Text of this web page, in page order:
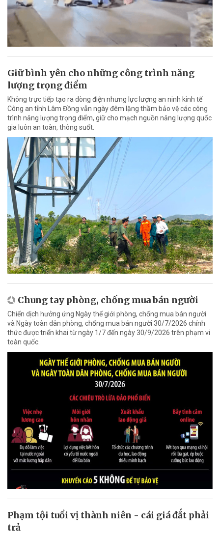
Giữ bình yên cho những công trình năng
lượng trọng điểm
Không trực tiếp tạo ra dòng điện nhưng lực lượng an ninh kinh tế
Công an tỉnh Lâm Đồng vẫn ngày đêm lặng thầm bảo vệ các công
trình năng lượng trọng điểm, giữ cho mạch nguồn năng lượng quốc
gia luôn an toàn, thông suốt.
Chung tay phòng, chống mua bán người
Chiến dịch hưởng ứng Ngày thế giới phòng, chống mua bán người
và Ngày toàn dân phòng, chống mua bán người 30/7/2026 chính
thức được triển khai từ ngày 1/7 đến ngày 30/9/2026 trên phạm vi
toàn quốc.
Phạm tội tuổi vị thành niên - cái giá đắt phải
trả